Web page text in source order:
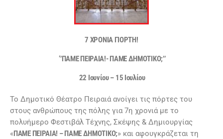
7 ΧΡΟΝΙΑ ΓΙΟΡΤΗ!
‘’ΠΑΜΕ ΠΕΙΡΑΙΑ!- ΠΑΜΕ ΔΗΜΟΤΙΚΟ;’’
22 Ιουνίου – 15 Ιουλίου
Το Δημοτικό Θέατρο Πειραιά ανοίγει τις πόρτες του
στους ανθρώπους της πόλης για 7η χρονιά με το
πολυήμερο Φεστιβάλ Τέχνης, Σκέψης & Δημιουργίας
« ΠΑΜΕ ΠΕΙΡΑΙΑ! – ΠΑΜΕ ΔΗΜΟΤΙΚΟ;» και αφουγκράζεται τη